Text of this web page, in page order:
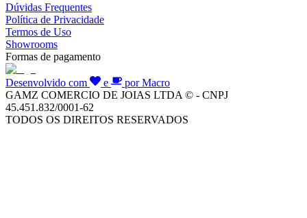
Dúvidas Frequentes
Política de Privacidade
Termos de Uso
Showrooms
Formas de pagamento
Desenvolvido com e
por Macro
GAMZ COMERCIO DE JOIAS LTDA © - CNPJ
45.451.832/0001-62
TODOS OS DIREITOS RESERVADOS